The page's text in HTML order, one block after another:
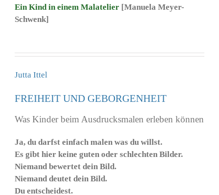
Ein Kind in einem Malatelier [Manuela Meyer-
Schwenk]
Jutta Ittel
FREIHEIT UND GEBORGENHEIT
Was Kinder beim Ausdrucksmalen erleben können
Ja, du darfst einfach malen was du willst.
Es gibt hier keine guten oder schlechten Bilder.
Niemand bewertet dein Bild.
Niemand deutet dein Bild.
Du entscheidest.